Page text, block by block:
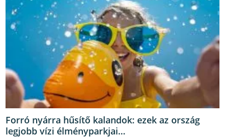
Forró nyárra hűsítő kalandok: ezek az ország
legjobb vízi élményparkjai…